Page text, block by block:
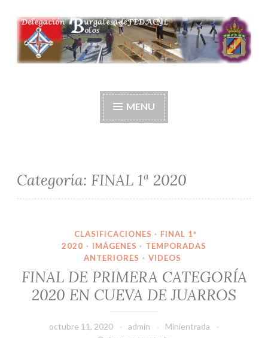
Ir
al
contenido
Delegación burgalesa
de fedacyl-bolos
MENU
Categoría: FINAL 1ª 2020
CLASIFICACIONES · FINAL 1ª
2020 · IMÁGENES · TEMPORADAS
ANTERIORES · VIDEOS
FINAL DE PRIMERA CATEGORÍA
2020 EN CUEVA DE JUARROS
octubre 11, 2020 admin
Minientrada